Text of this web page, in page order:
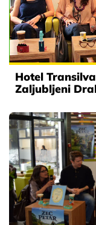
Hotel
Zaljubljeni